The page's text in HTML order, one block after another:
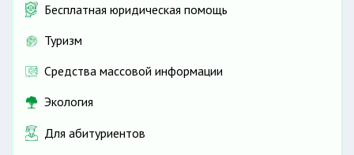
Бесплатная юридическая помощь
Туризм
Средства массовой информации
Экология
Для абитуриентов